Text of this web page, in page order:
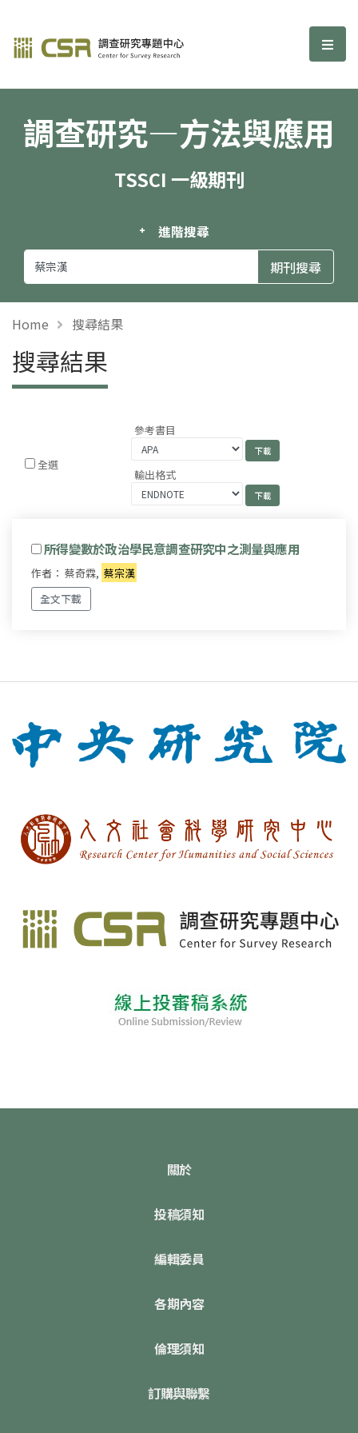
調查研究—方法與應用期刊 選
調查研究—方法與應用
TSSCI 一級期刊
進階搜尋
Home 搜尋結果
搜尋結果
全選
參考書目
輸出格式
所得變數於政治學民意調查研究中之測量與應用
作者： 蔡奇霖, 蔡宗漢
全文下載
關於
投稿須知
編輯委員
各期內容
倫理須知
訂購與聯繫